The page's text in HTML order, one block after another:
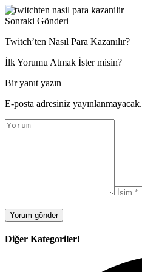
Sonraki Gönderi
Twitch’ten Nasıl Para Kazanılır?
İlk Yorumu Atmak İster misin?
Bir yanıt yazın
E-posta adresiniz yayınlanmayacak.
Diğer Kategoriler!